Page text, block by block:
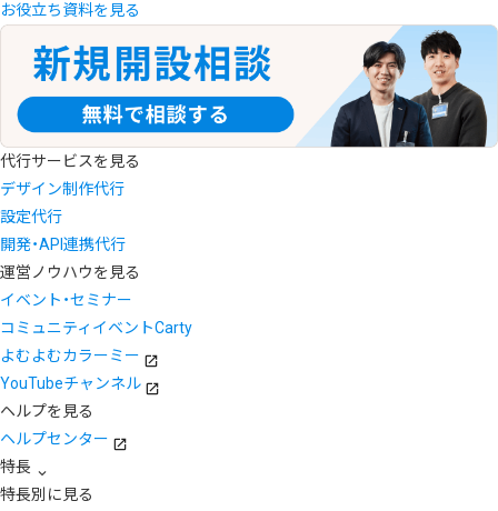
お役立ち資料を見る
代行サービスを見る
デザイン制作代行
設定代行
開発・API連携代行
運営ノウハウを見る
イベント・セミナー
コミュニティイベントCarty
よむよむカラーミー
YouTubeチャンネル
ヘルプを見る
ヘルプセンター
特長
特長別に見る